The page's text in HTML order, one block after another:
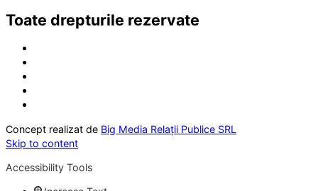
Toate drepturile rezervate
Concept realizat de Big Media Relații Publice SRL
Skip to content
Accessibility Tools